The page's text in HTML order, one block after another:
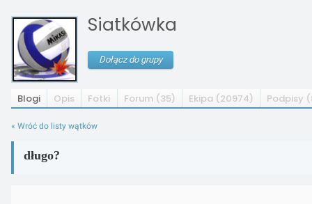
Siatkówka
Dołącz do grupy
Blogi Opis Fotki Forum (35) Ekipa (20974) Podpisy
« Wróć do listy wątków
długo?